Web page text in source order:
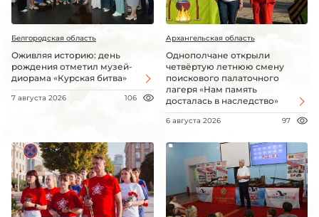
Белгородская область
Оживляя историю: день
рождения отметил музей-
диорама «Курская битва»
7 августа 2026 106
Архангельская область
Однополчане открыли
четвёртую летнюю смену
поискового палаточного
лагеря «Нам память
досталась в наследство»
6 августа 2026 97